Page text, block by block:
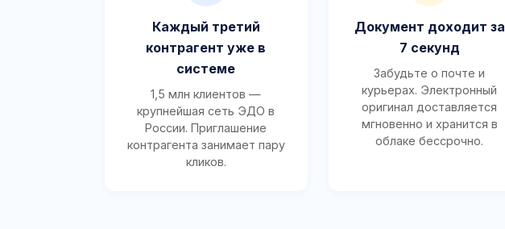
Каждый третий
контрагент уже в
системе
1,5 млн клиентов —
крупнейшая сеть ЭДО в
России. Приглашение
контрагента занимает пару
кликов.
Документ доходит за
7 секунд
Забудьте о почте и
курьерах. Электронный
оригинал доставляется
мгновенно и хранится в
облаке бессрочно.